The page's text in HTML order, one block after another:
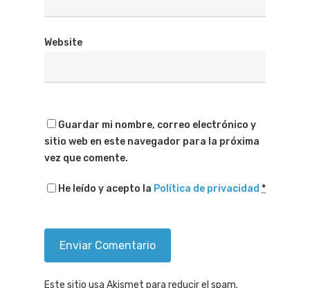
Website
Guardar mi nombre, correo electrónico y
sitio web en este navegador para la próxima
vez que comente.
He leído y acepto la Política de privacidad *
Este sitio usa Akismet para reducir el spam.